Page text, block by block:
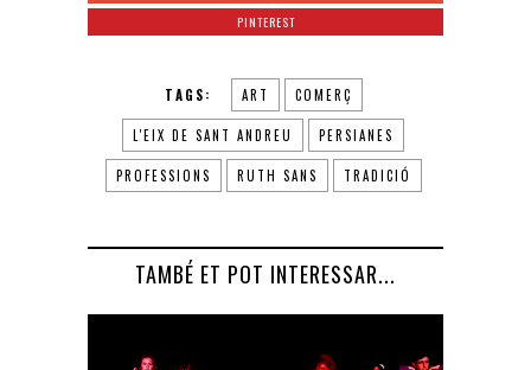
PINTEREST
TAGS: ART COMERÇ
L'EIX DE SANT ANDREU PERSIANES
PROFESSIONS RUTH SANS TRADICIÓ
TAMBÉ ET POT INTERESSAR...